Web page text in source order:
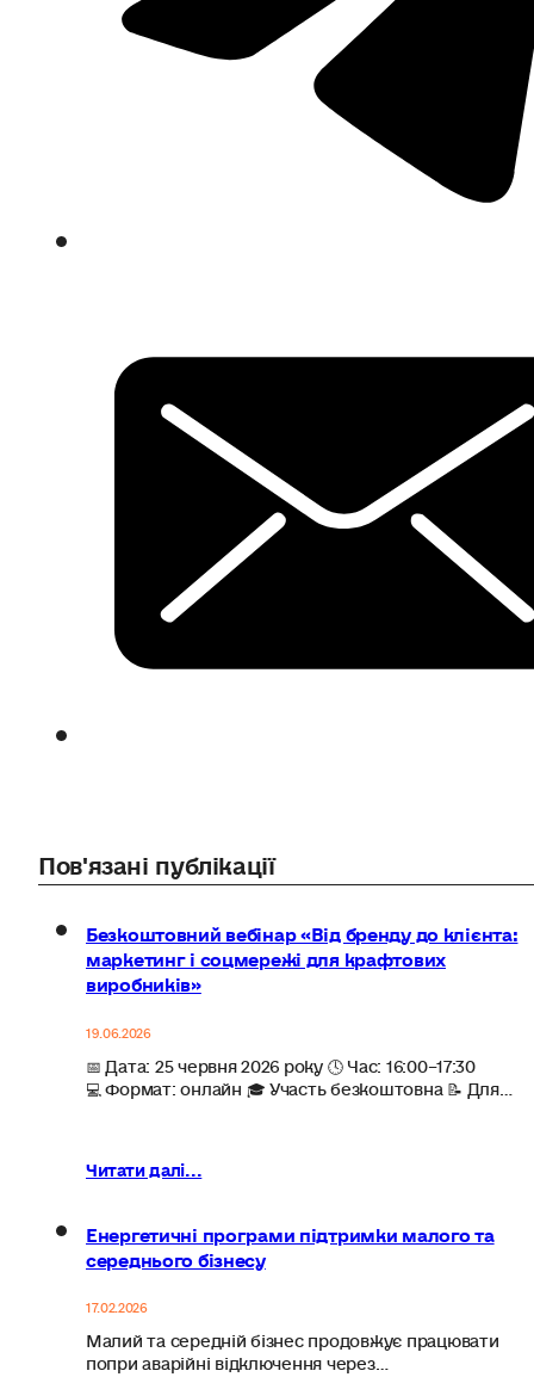
Пов'язані публікації
Безкоштовний вебінар «Від бренду до клієнта:
маркетинг і соцмережі для крафтових
виробників»
19.06.2026
📅 Дата: 25 червня 2026 року 🕓 Час: 16:00–17:30
💻 Формат: онлайн 🎓 Участь безкоштовна 📝 Для…
Читати далі...
Енергетичні програми підтримки малого та
середнього бізнесу
17.02.2026
Малий та середній бізнес продовжує працювати
попри аварійні відключення через…